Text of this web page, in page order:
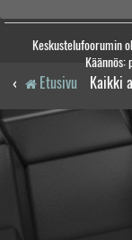
Keskustelufoorumin
Käännös:
Etusivu Kaikki